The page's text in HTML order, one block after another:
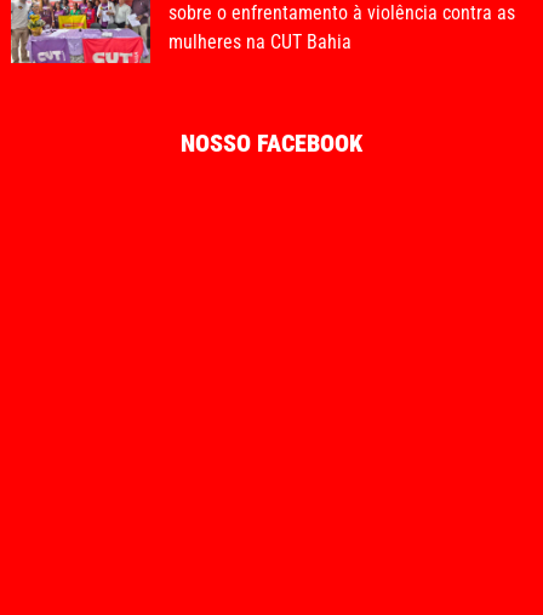
sobre o enfrentamento à violência contra as
mulheres na CUT Bahia
NOSSO FACEBOOK